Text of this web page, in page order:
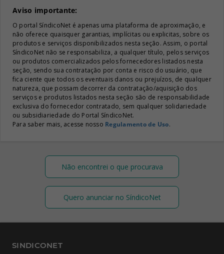
Aviso importante:
O portal SíndicoNet é apenas uma plataforma de aproximação, e
não oferece quaisquer garantias, implícitas ou explicitas, sobre os
produtos e serviços disponibilizados nesta seção. Assim, o portal
SíndicoNet não se responsabiliza, a qualquer título, pelos serviços
ou produtos comercializados pelos fornecedores listados nesta
seção, sendo sua contratação por conta e risco do usuário, que
fica ciente que todos os eventuais danos ou prejuízos, de qualquer
natureza, que possam decorrer da contratação/aquisição dos
serviços e produtos listados nesta seção são de responsabilidade
exclusiva do fornecedor contratado, sem qualquer solidariedade
ou subsidiariedade do Portal SíndicoNet.
Para saber mais, acesse nosso Regulamento de Uso.
Não encontrei o que procurava
Quero anunciar no SíndicoNet
SINDICONET